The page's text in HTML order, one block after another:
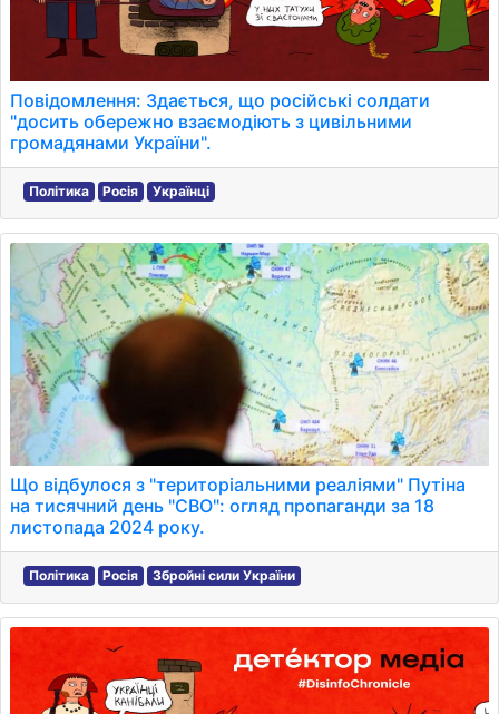
Повідомлення: Здається, що російські солдати
"досить обережно взаємодіють з цивільними
громадянами України".
Політика Росія Українці
Що відбулося з "територіальними реаліями" Путіна
на тисячний день "СВО": огляд пропаганди за 18
листопада 2024 року.
Політика Росія Збройні сили України